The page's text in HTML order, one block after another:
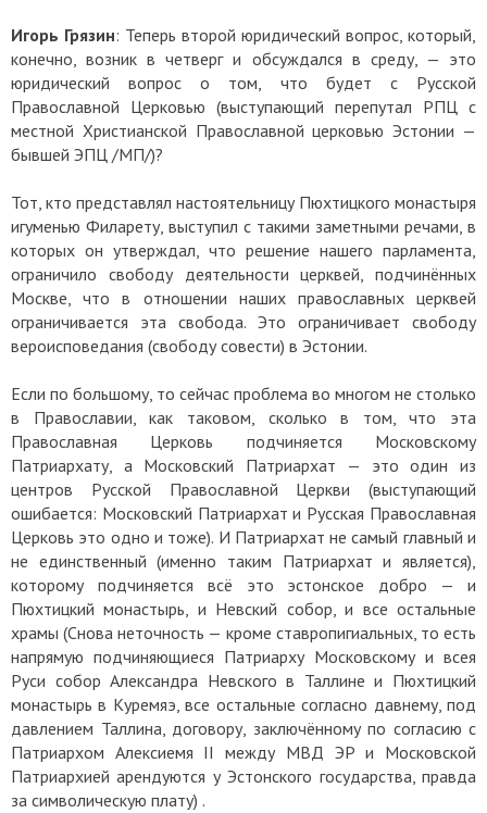
Игорь Грязин: Теперь второй юридический вопрос, который,
конечно, возник в четверг и обсуждался в среду, — это
юридический вопрос о том, что будет с Русской
Православной Церковью (выступающий перепутал РПЦ с
местной Христианской Православной церковью Эстонии —
бывшей ЭПЦ /МП/)?
Тот, кто представлял настоятельницу Пюхтицкого монастыря
игуменью Филарету, выступил с такими заметными речами, в
которых он утверждал, что решение нашего парламента,
ограничило свободу деятельности церквей, подчинённых
Москве, что в отношении наших православных церквей
ограничивается эта свобода. Это ограничивает свободу
вероисповедания (свободу совести) в Эстонии.
Если по большому, то сейчас проблема во многом не столько
в Православии, как таковом, сколько в том, что эта
Православная Церковь подчиняется Московскому
Патриархату, а Московский Патриархат — это один из
центров Русской Православной Церкви (выступающий
ошибается: Московский Патриархат и Русская Православная
Церковь это одно и тоже). И Патриархат не самый главный и
не единственный (именно таким Патриархат и является),
которому подчиняется всё это эстонское добро — и
Пюхтицкий монастырь, и Невский собор, и все остальные
храмы (Снова неточность — кроме ставропигиальных, то есть
напрямую подчиняющиеся Патриарху Московскому и всея
Руси собор Александра Невского в Таллине и Пюхтицкий
монастырь в Куремяэ, все остальные согласно давнему, под
давлением Таллина, договору, заключённому по согласию с
Патриархом Алексиемя II между МВД ЭР и Московской
Патриархией арендуются у Эстонского государства, правда
за символическую плату) .